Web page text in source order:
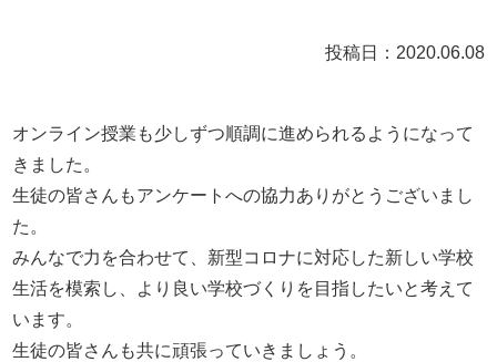
投稿日：2020.06.08
オンライン授業も少しずつ順調に進められるようになって
きました。
生徒の皆さんもアンケートへの協力ありがとうございまし
た。
みんなで力を合わせて、新型コロナに対応した新しい学校
生活を模索し、より良い学校づくりを目指したいと考えて
います。
生徒の皆さんも共に頑張っていきましょう。